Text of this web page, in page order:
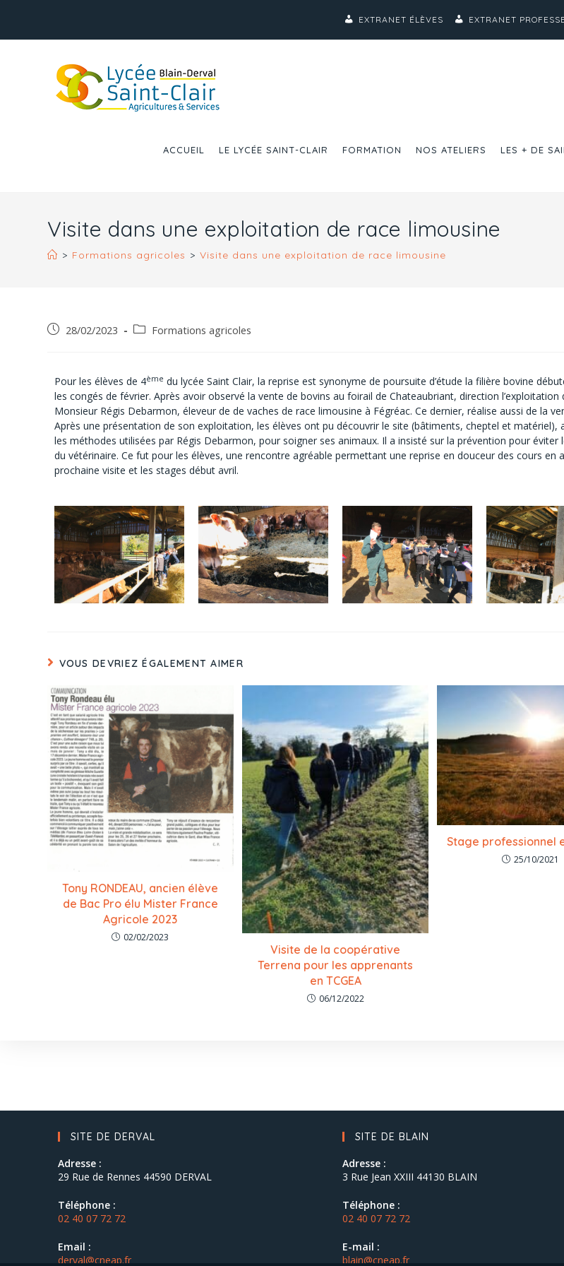
EXTRANET ÉLÈVES EXTRANET
ACCUEIL LE LYCÉE SAINT-CLAIR FORMATION NOS ATELIERS LES + DE
Visite dans une exploitation de race limousine
> Formations agricoles > Visite dans une exploitation de race limousine
28/02/2023 Formations agricoles
Pour les élèves de 4ème du lycée Saint Clair, la reprise est synonyme de poursuite d’étude la filière bovine
les congés de février. Après avoir observé la vente de bovins au foirail de Chateaubriant, direction l’exploitation
Monsieur Régis Debarmon, éleveur de de vaches de race limousine à Fégréac. Ce dernier, réalise aussi de la
Après une présentation de son exploitation, les élèves ont pu découvrir le site (bâtiments, cheptel et matériel),
les méthodes utilisées par Régis Debarmon, pour soigner ses animaux. Il a insisté sur la prévention pour éviter
du vétérinaire. Ce fut pour les élèves, une rencontre agréable permettant une reprise en douceur des cours en
prochaine visite et les stages début avril.
VOUS DEVRIEZ ÉGALEMENT AIMER
Tony RONDEAU, ancien élève
de Bac Pro élu Mister France
Agricole 2023
02/02/2023
Visite de la coopérative
Terrena pour les apprenants
en TCGEA
06/12/2022
Stage professionnel
25/10/2021
SITE DE DERVAL
Adresse :
29 Rue de Rennes 44590 DERVAL
Téléphone :
02 40 07 72 72
Email :
derval@cneap.fr
SITE DE BLAIN
Adresse :
3 Rue Jean XXIII 44130 BLAIN
Téléphone :
02 40 07 72 72
E-mail :
blain@cneap.fr